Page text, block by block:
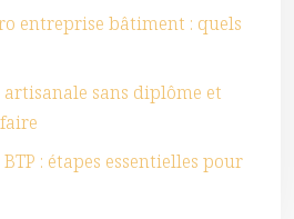
entreprise bâtiment : quels
sans diplôme et
: étapes essentielles pour